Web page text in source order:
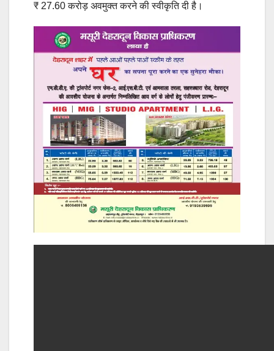
₹ 27.60 करोड़ अवमुक्त करने की स्वीकृति दी है।